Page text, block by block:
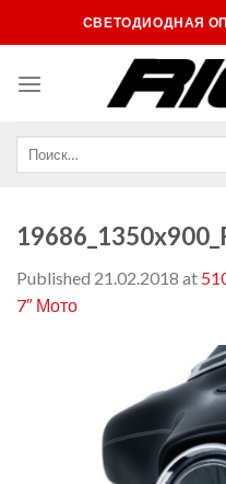
to
СВЕТОДИОДНАЯ
Published 21.02.2018 at
7″ Мото